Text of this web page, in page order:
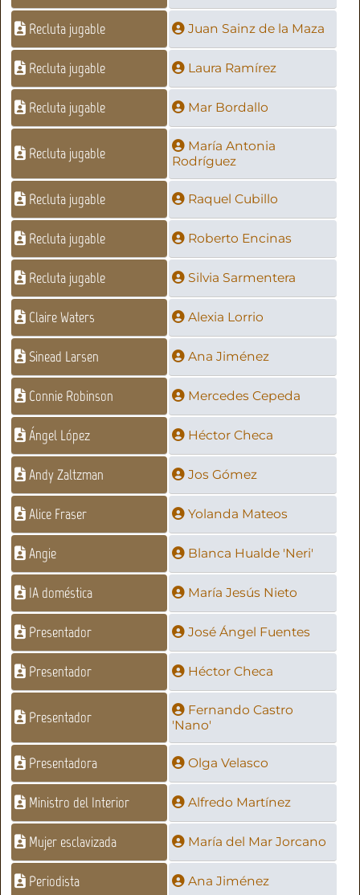
Recluta jugable Juan Sainz de la Maza
Recluta jugable Laura Ramírez
Recluta jugable Mar Bordallo
Recluta jugable
María Antonia
Rodríguez
Recluta jugable Raquel Cubillo
Recluta jugable Roberto Encinas
Recluta jugable Silvia Sarmentera
Claire Waters Alexia Lorrio
Sinead Larsen Ana Jiménez
Connie Robinson Mercedes Cepeda
Ángel López Héctor Checa
Andy Zaltzman Jos Gómez
Alice Fraser Yolanda Mateos
Angie Blanca Hualde 'Neri'
IA doméstica María Jesús Nieto
Presentador José Ángel Fuentes
Presentador Héctor Checa
Presentador
Fernando Castro
'Nano'
Presentadora Olga Velasco
Ministro del Interior Alfredo Martínez
Mujer esclavizada María del Mar Jorcano
Periodista Ana Jiménez